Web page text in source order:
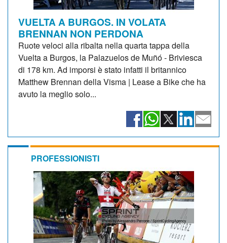
VUELTA A BURGOS. IN VOLATA
BRENNAN NON PERDONA
Ruote veloci alla ribalta nella quarta tappa della
Vuelta a Burgos, la Palazuelos de Muñó - Briviesca
di 178 km. Ad imporsi è stato infatti il britannico
Matthew Brennan della Visma | Lease a Bike che ha
avuto la meglio solo...
PROFESSIONISTI